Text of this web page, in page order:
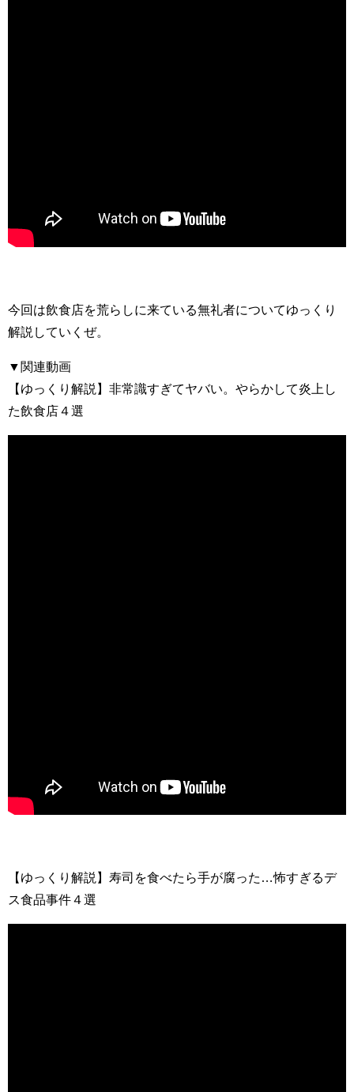
今回は飲食店を荒らしに来ている無礼者についてゆっくり
解説していくぜ。
▼関連動画
【ゆっくり解説】非常識すぎてヤバい。やらかして炎上し
た飲食店４選
【ゆっくり解説】寿司を食べたら手が腐った…怖すぎるデ
ス食品事件４選